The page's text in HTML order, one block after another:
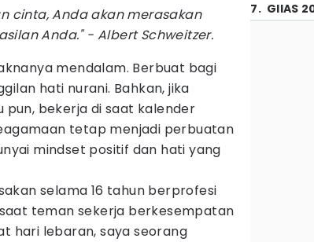
cinta, Anda akan merasakan
Anda." - Albert Schweitzer.
mendalam. Berbuat bagi
hati nurani. Bahkan, jika
bekerja di saat kalender
tetap menjadi perbuatan
mindset positif dan hati yang
selama 16 tahun berprofesi
teman sekerja berkesempatan
hari lebaran, saya seorang
7. GIIAS